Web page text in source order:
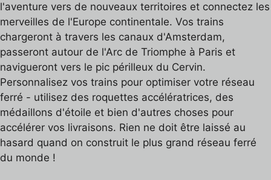
l'aventure vers de nouveaux territoires et connectez les
merveilles de l'Europe continentale. Vos trains
chargeront à travers les canaux d'Amsterdam,
passeront autour de l'Arc de Triomphe à Paris et
navigueront vers le pic périlleux du Cervin.
Personnalisez vos trains pour optimiser votre réseau
ferré - utilisez des roquettes accélératrices, des
médaillons d'étoile et bien d'autres choses pour
accélérer vos livraisons. Rien ne doit être laissé au
hasard quand on construit le plus grand réseau ferré
du monde !